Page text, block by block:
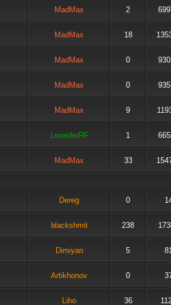
MadMax 2
MadMax 18
MadMax 0
MadMax 0
MadMax 9
LowriderRF 1
MadMax 33
Dereg 0
blackshmit 238
Dimiyan 5
Artikhonov 0
Liho 36